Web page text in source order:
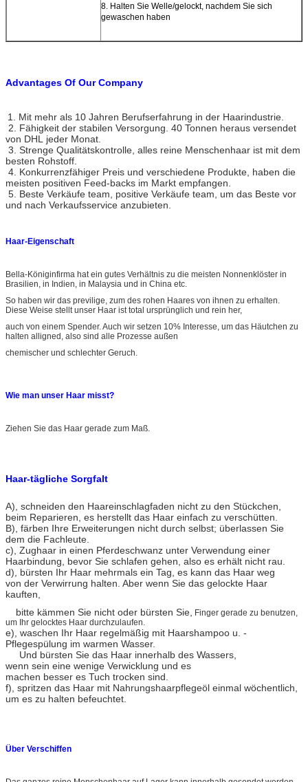
8. Halten Sie Welle/gelockt, nachdem Sie sich
gewaschen haben
Advantages Of Our Company
1. Mit mehr als 10 Jahren Berufserfahrung in der Haarindustrie.
2. Fähigkeit der stabilen Versorgung. 40 Tonnen heraus versendet
von DHL jeder Monat.
3. Strenge Qualitätskontrolle, alles reine Menschenhaar ist mit dem
besten Rohstoff.
4. Konkurrenzfähiger Preis und verschiedene Produkte, haben die
meisten positiven Feed-backs im Markt empfangen.
5. Beste Verkäufe team, positive Verkäufe team, um das Beste vor
und nach Verkaufsservice anzubieten.
Haar-Eigenschaft
Bella-Königinfirma hat ein gutes Verhältnis zu die meisten Nonnenklöster in
Brasilien, in Indien, in Malaysia und in China etc.
So haben wir das previlige, zum des rohen Haares von ihnen zu erhalten.
Diese Weise stellt unser Haar ist total ursprünglich und rein her,
auch von einem Spender. Auch wir setzen 10% Interesse, um das Häutchen zu
halten alligned, also sind alle Prozesse außen
chemischer und schlechter Geruch.
Wie man unser Haar misst?
Ziehen Sie das Haar gerade zum Maß.
Haar-tägliche Sorgfalt
A), schneiden den Haareinschlagfaden nicht zu den Stückchen,
beim Reparieren, es herstellt das Haar einfach zu verschütten.
B), färben Ihre Erweiterungen nicht durch selbst; überlassen Sie
dem die Fachleute.
c), Zughaar in einen Pferdeschwanz unter Verwendung einer
Haarbindung, bevor Sie schlafen gehen, also es erhält nicht rau.
d), bürsten Ihr Haar mehrmals ein Tag, es kann das Haar weg
von der Verwirrung halten. Aber wenn Sie das gelockte Haar
kauften,
bitte kämmen Sie nicht oder bürsten Sie, Finger gerade zu benutzen,
um Ihr gelocktes Haar durchzulaufen.
e), waschen Ihr Haar regelmäßig mit Haarshampoo u. -
Pflegespülung im warmen Wasser.
Und bürsten Sie das Haar innerhalb des Wassers,
wenn sein eine wenige Verwicklung und es
machen besser es Tuch trocken sind.
f), spritzen das Haar mit Nahrungshaarpflegeöl einmal wöchentlich,
um es zu halten befeuchtet.
Über Verschiffen